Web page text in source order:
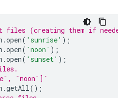
files (creating them if
.open( 'sunrise' );
.open( 'noon' );
.open( 'sunset' );
"noon"]`
.getAll();